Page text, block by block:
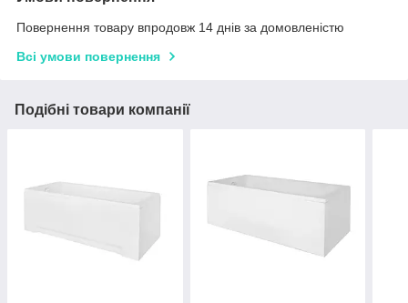
Повернення товару впродовж 14 днів за домовленістю
Всі умови повернення
Подібні товари компанії